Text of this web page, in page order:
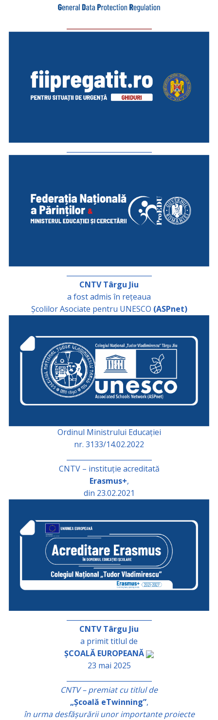
CNTV Târgu Jiu
a fost admis în rețeaua
Școlilor Asociate pentru UNESCO (ASPnet)
Ordinul Ministrului Educației
nr. 3133/14.02.2022
CNTV – instituție acreditată
Erasmus+,
din 23.02.2021
CNTV Târgu Jiu
a primit titlul de
ȘCOALĂ EUROPEANĂ
23 mai 2025
CNTV – premiat cu titlul de
„Școală eTwinning”,
în urma desfășurării unor importante proiecte